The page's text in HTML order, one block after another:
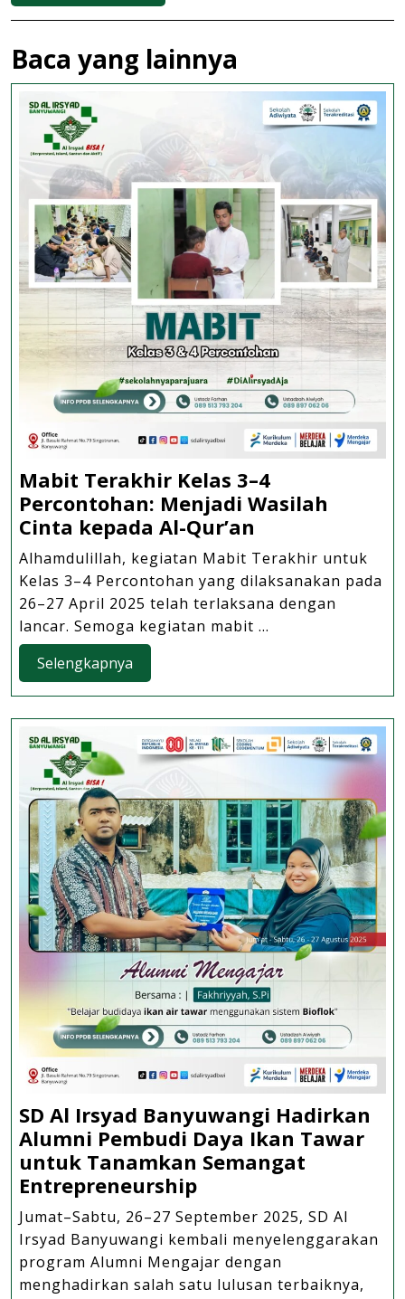
Baca yang lainnya
Mabit Terakhir Kelas 3–4
Percontohan: Menjadi Wasilah
Cinta kepada Al-Qur’an
Terakhir
Kelas
3–
Wasilah
Cinta
kepada
Al-
Alhamdulillah, kegiatan Mabit Terakhir untuk
Kelas 3–4 Percontohan yang dilaksanakan pada
26–27 April 2025 telah terlaksana dengan
lancar. Semoga kegiatan mabit ...
Selengkapnya
SD Al Irsyad Banyuwangi Hadirkan
Alumni Pembudi Daya Ikan Tawar
untuk Tanamkan Semangat
EntrepreneurshipSD
Al
Irsyad
Banyuwangi
Hadirkan
Jumat–Sabtu, 26–27 September 2025, SD Al
Irsyad Banyuwangi kembali menyelenggarakan
program Alumni Mengajar dengan
menghadirkan salah satu lulusan terbaiknya,